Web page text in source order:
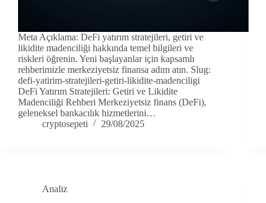
Meta Açıklama: DeFi yatırım stratejileri, getiri ve
likidite madenciliği hakkında temel bilgileri ve
riskleri öğrenin. Yeni başlayanlar için kapsamlı
rehberimizle merkeziyetsiz finansa adım atın. Slug:
defi-yatirim-stratejileri-getiri-likidite-madenciligi
DeFi Yatırım Stratejileri: Getiri ve Likidite
Madenciliği Rehberi Merkeziyetsiz finans (DeFi),
geleneksel bankacılık hizmetlerini…
cryptosepeti
29/08/2025
Analiz